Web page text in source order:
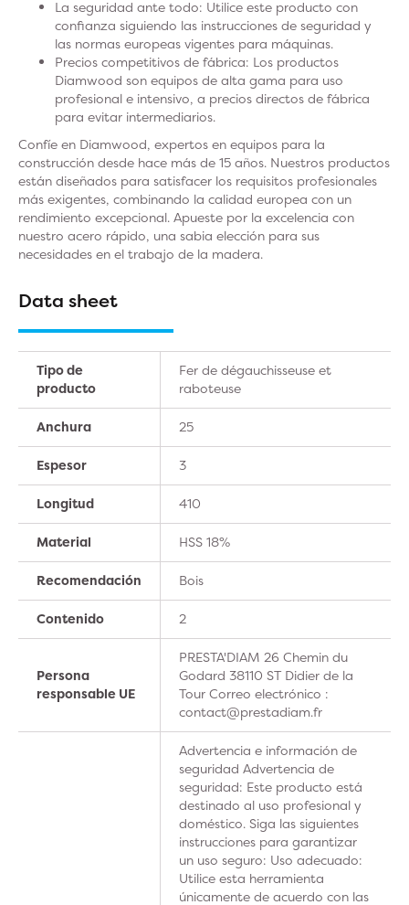
La seguridad ante todo: Utilice este producto con
confianza siguiendo las instrucciones de seguridad y
las normas europeas vigentes para máquinas.
Precios competitivos de fábrica: Los productos
Diamwood son equipos de alta gama para uso
profesional e intensivo, a precios directos de fábrica
para evitar intermediarios.
Confíe en Diamwood, expertos en equipos para la
construcción desde hace más de 15 años. Nuestros productos
están diseñados para satisfacer los requisitos profesionales
más exigentes, combinando la calidad europea con un
rendimiento excepcional. Apueste por la excelencia con
nuestro acero rápido, una sabia elección para sus
necesidades en el trabajo de la madera.
Data sheet
Tipo de
producto
Fer de dégauchisseuse et
raboteuse
Anchura 25
Espesor 3
Longitud 410
Material HSS 18%
Recomendación Bois
Contenido 2
Persona
responsable UE
PRESTA'DIAM 26 Chemin du
Godard 38110 ST Didier de la
Tour Correo electrónico :
contact@prestadiam.fr
Advertencia e información de
seguridad Advertencia de
seguridad: Este producto está
destinado al uso profesional y
doméstico. Siga las siguientes
instrucciones para garantizar
un uso seguro: Uso adecuado:
Utilice esta herramienta
únicamente de acuerdo con las